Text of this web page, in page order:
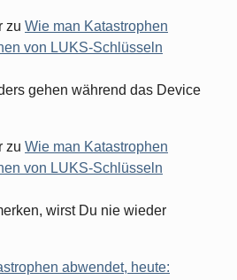
zu Wie man Katastrophen
von LUKS-Schlüsseln
gehen während das Device
zu Wie man Katastrophen
von LUKS-Schlüsseln
wirst Du nie wieder
abwendet, heute: